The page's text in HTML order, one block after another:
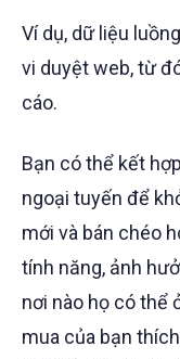
Ví dụ, dữ liệu
vi duyệt web, từ
cáo.
Bạn có thể kết
ngoại tuyến để
mới và bán chéo
tính năng, ảnh
nơi nào họ có thể
mua của bạn